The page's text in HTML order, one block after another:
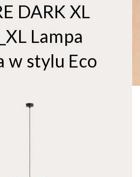
DARK XL
Lampa
w stylu Eco